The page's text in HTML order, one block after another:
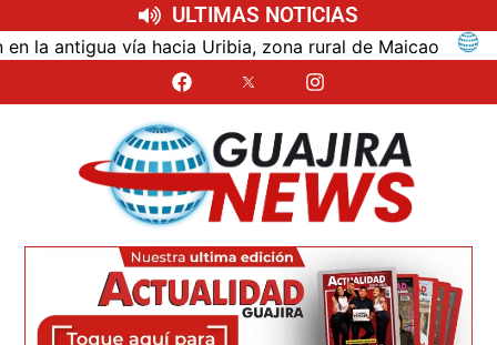
ULTIMAS NOTICIAS
vía hacia Uribia, zona rural de Maicao